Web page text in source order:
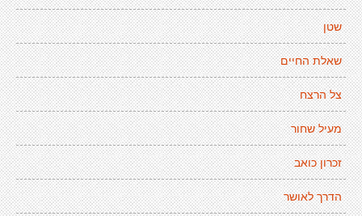
שטן
שאלת החיים
צל הרצח
מעיל שחור
זכרון כואב
הדרך לאושר